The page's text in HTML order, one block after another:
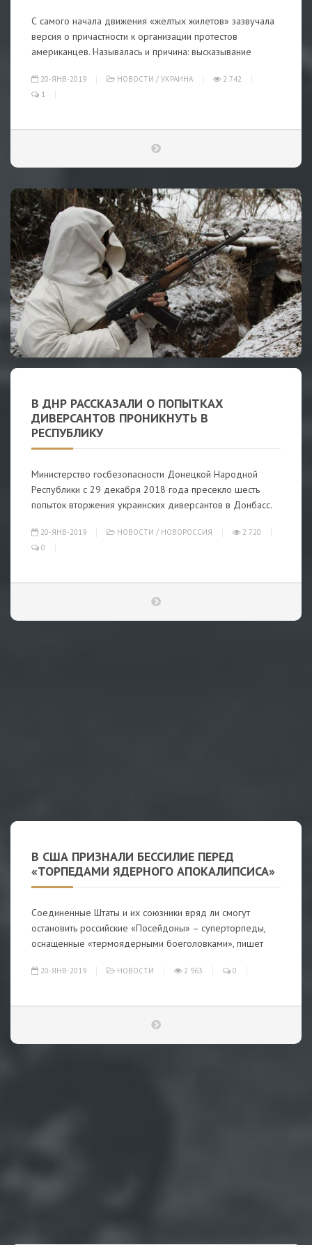
С самого начала движения «желтых жилетов» зазвучала
версия о причастности к организации протестов
американцев. Называлась и причина: высказывание
20-ЯНВ-2019 НОВОСТИ / УКРАИНА
2 742
1
В ДНР РАССКАЗАЛИ О ПОПЫТКАХ
ДИВЕРСАНТОВ ПРОНИКНУТЬ В
РЕСПУБЛИКУ
Министерство госбезопасности Донецкой Народной
Республики с 29 декабря 2018 года пресекло шесть
попыток вторжения украинских диверсантов в Донбасс.
20-ЯНВ-2019 НОВОСТИ / НОВОРОССИЯ
2 720
0
В США ПРИЗНАЛИ БЕССИЛИЕ ПЕРЕД
«ТОРПЕДАМИ ЯДЕРНОГО АПОКАЛИПСИСА»
Соединенные Штаты и их союзники вряд ли смогут
остановить российские «Посейдоны» – суперторпеды,
оснащенные «термоядерными боеголовками», пишет
20-ЯНВ-2019 НОВОСТИ 2 963 0